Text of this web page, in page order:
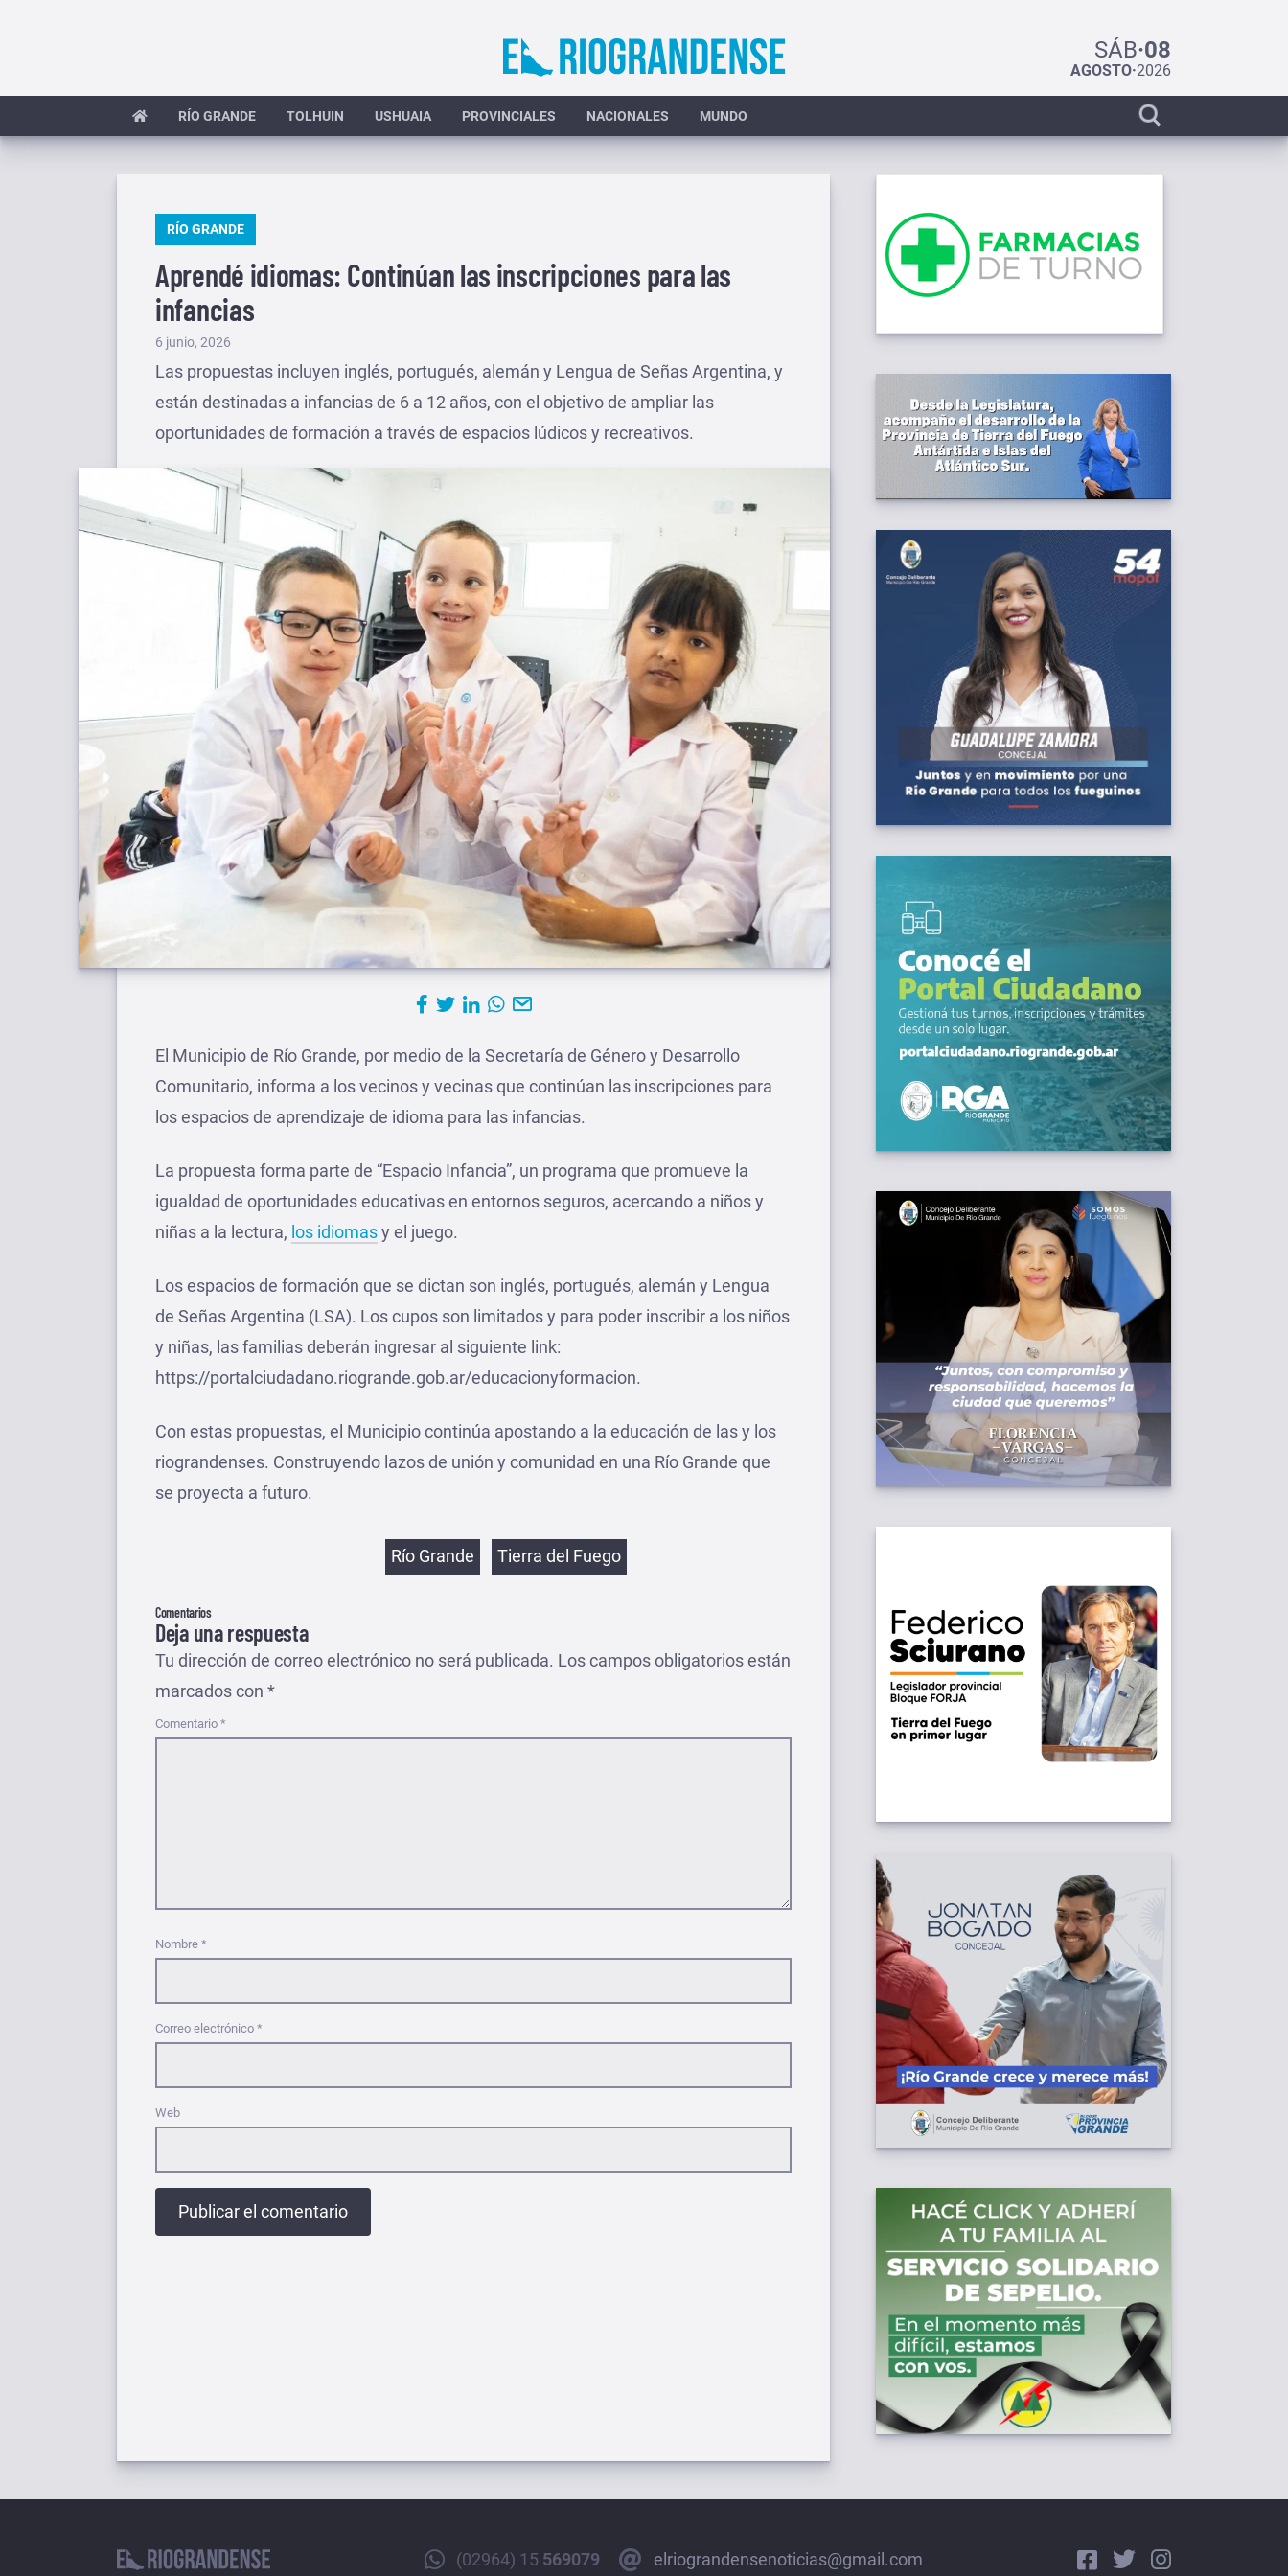
SÁB·08
AGOSTO·2026
RÍO GRANDE TOLHUIN USHUAIA PROVINCIALES NACIONALES MUNDO
Display
search
PUBLICADO
RÍO GRANDE
Aprendé idiomas: Continúan las inscripciones para las
infancias
Publicado
el
6 junio, 2026
Las propuestas incluyen inglés, portugués, alemán y Lengua de Señas Argentina, y
están destinadas a infancias de 6 a 12 años, con el objetivo de ampliar las
oportunidades de formación a través de espacios lúdicos y recreativos.
El Municipio de Río Grande, por medio de la Secretaría de Género y Desarrollo
Comunitario, informa a los vecinos y vecinas que continúan las inscripciones para
los espacios de aprendizaje de idioma para las infancias.
La propuesta forma parte de “Espacio Infancia”, un programa que promueve la
igualdad de oportunidades educativas en entornos seguros, acercando a niños y
niñas a la lectura, los idiomasy el juego.
Los espacios de formación que se dictan son inglés, portugués, alemán y Lengua
de Señas Argentina (LSA). Los cupos son limitados y para poder inscribir a los niños
y niñas, las familias deberán ingresar al siguiente link:
https://portalciudadano.riogrande.gob.ar/educacionyformacion.
Con estas propuestas, el Municipio continúa apostando a la educación de las y los
riograndenses. Construyendo lazos de unión y comunidad en una Río Grande que
se proyecta a futuro.
Etiquetas
Río Grande Tierra del Fuego
Comentarios
Deja una respuesta
Tu dirección de correo electrónico no será publicada. Los campos obligatorios están
marcados con *
Comentario *
Nombre *
Correo electrónico *
Web
(02964) 15 569079 elriograndensenoticias@gmail.com